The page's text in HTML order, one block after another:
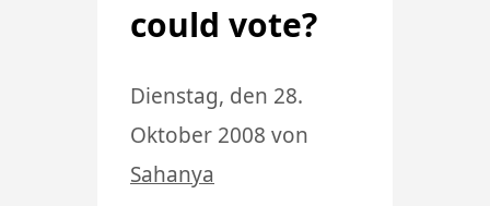
could vote?
Dienstag, den 28.
Oktober 2008 von
Sahanya